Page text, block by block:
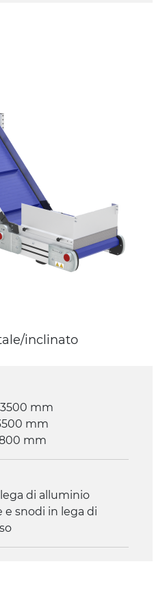
di alluminio
in lega di
gambe in tubolare
pivottanti
blue
sinistro), riduttore
asincrono trifase
inclinato
mm
mm
mm
di alluminio
e snodi in lega di